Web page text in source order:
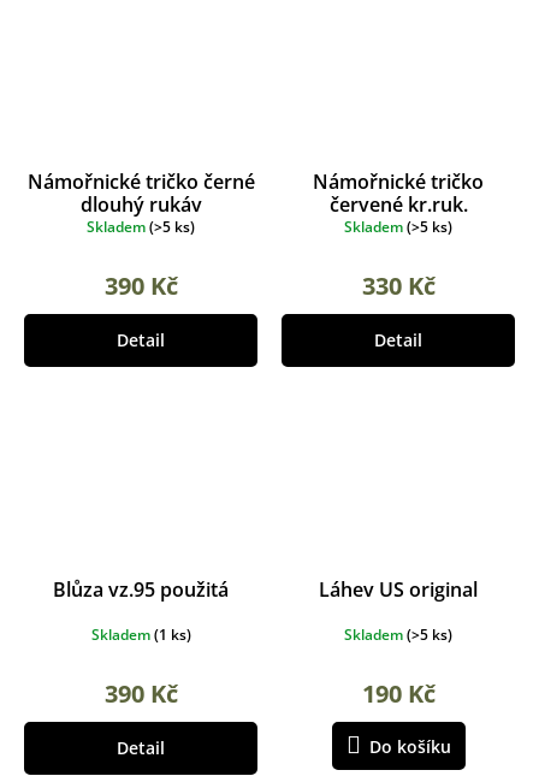
Námořnické tričko černé
dlouhý rukáv
Skladem(>5 ks)
390 Kč
Detail
Námořnické tričko
červené kr.ruk.
Skladem(>5 ks)
330 Kč
Detail
Blůza vz.95 použitá
Skladem(1 ks)
390 Kč
Detail
Láhev US original
Skladem(>5 ks)
190 Kč
Do košíku